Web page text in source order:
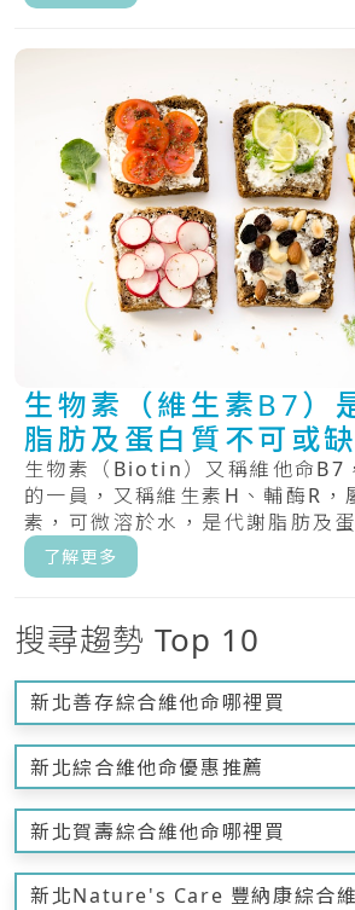
生物素（維生素B7）
脂肪及蛋白質不可或
生物素（Biotin）又稱維他命B7
的一員，又稱維生素H、輔酶R，
素，可微溶於水，是代謝脂肪及
了解更多
搜尋趨勢 Top 10
新北善存綜合維他命哪裡買
新北綜合維他命優惠推薦
新北賀壽綜合維他命哪裡買
新北Nature's Care 豐納康綜合